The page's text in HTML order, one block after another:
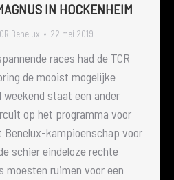
IN HOCKENHEIM
Benelux 22 mei 2019
races had de TCR
de mooist mogelijke
staat een ander
op het programma voor
Benelux-kampioenschap voor
schier eindeloze rechte
ruimen voor een